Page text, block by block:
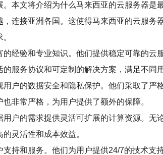
本文将介绍为什么马来西亚的云服务器是
连接亚洲各国。这使得马来西亚的云服
经验和专业知识。他们提供稳定可靠的
服务协议和可定制的解决方案，满足不同
户的数据安全和隐私保护。他们采取了
非常严格，为用户提供了额外的保障。
户的需求提供灵活可扩展的计算资源。
灵活性和成本效益。
持和服务。他们为用户提供24/7的技术